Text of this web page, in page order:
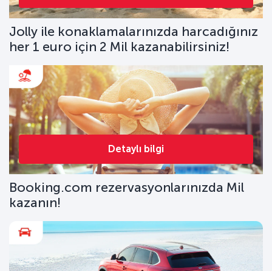
Jolly ile konaklamalarınızda harcadığınız
her 1 euro için 2 Mil kazanabilirsiniz!
Detaylı bilgi
Booking.com rezervasyonlarınızda Mil
kazanın!